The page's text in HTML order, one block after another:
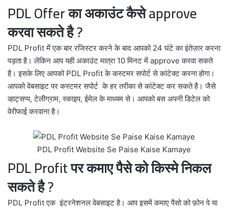
PDL Offer का अकाउंट कैसे approve
करवा सकते है ?
PDL Profit में एक बार रजिस्टर करने के बाद आपको 24 घंटे का इंतेज़ार करना
पड़ता है। लेकिन आप यही अकाउंट मात्रा 10 मिनट में approve करवा सकते
है। इसके लिए आपको PDL Profit के कस्टमर सपोर्ट से कांटेक्ट करना होगा।
आपको वेबसाइट पर कस्टमर सपोर्ट के हर तरीका से कांटेक्ट कर सकते है। जैसे
व्हाट्सप्प, टेलीग्राम, स्काइप, ईमेल के माध्यम से। आपको बस अपनी डिटेल को
वेरीफाई करवाना है।
PDL Profit Website Se Paise Kaise Kamaye
PDL Profit पर कमाए पैसे को किस्मे निकल
सकते है ?
PDL Profit एक इंटरनेशनल वेबसाइट है। आप इसमें कमाए पैसो को फ़ोन पे या